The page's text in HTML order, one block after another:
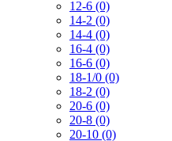
12-6 (0)
14-2 (0)
14-4 (0)
16-4 (0)
16-6 (0)
18-1/0 (0)
18-2 (0)
20-6 (0)
20-8 (0)
20-10 (0)